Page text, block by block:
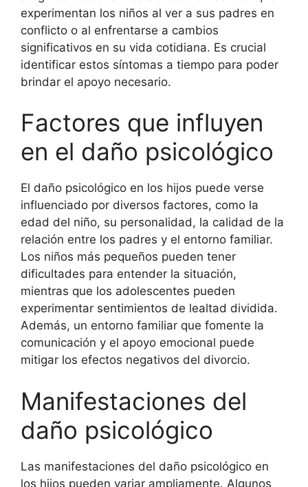
experimentan los niños al ver a sus padres en
conflicto o al enfrentarse a cambios
significativos en su vida cotidiana. Es crucial
identificar estos síntomas a tiempo para poder
brindar el apoyo necesario.
Factores que influyen
en el daño psicológico
El daño psicológico en los hijos puede verse
influenciado por diversos factores, como la
edad del niño, su personalidad, la calidad de la
relación entre los padres y el entorno familiar.
Los niños más pequeños pueden tener
dificultades para entender la situación,
mientras que los adolescentes pueden
experimentar sentimientos de lealtad dividida.
Además, un entorno familiar que fomente la
comunicación y el apoyo emocional puede
mitigar los efectos negativos del divorcio.
Manifestaciones del
daño psicológico
Las manifestaciones del daño psicológico en
los hijos pueden variar ampliamente. Algunos